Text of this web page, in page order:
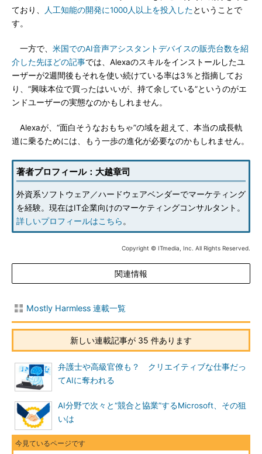
ており、
人工知能の開発に1000人以上を投入したということで
す。
一方で、 米国でのAI音声アシスタントデバイスの販売台数を紹
介した先ほどの記事では、Alexaのスキルをインストールしたユ
ーザーが2週間後もそれを使い続けている率は3％と指摘してお
り、“興味本位で買ったはいいが、持て余している”というのがエ
ンドユーザーの実態なのかもしれません。
Alexaが、“面白そうなおもちゃ”の域を超えて、本当の成長軌
道に乗るためには、もう一歩の進化が必要なのかもしれません。
著者プロフィール：大越章司
外資系ソフトウェア／ハードウェアベンダーでマーケティング
を経験。現在はIT企業向けのマーケティングコンサルタント。
詳しいプロフィールはこちら 。
Copyright © ITmedia, Inc. All Rights Reserved.
関連情報
Mostly Harmless 連載一覧
新しい連載記事が 35 件あります
弁護士や高級官僚も？ クリエイティブな仕事だっ
てAIに奪われる
AI分野で次々と“競合と協業”するMicrosoft、その狙
いは